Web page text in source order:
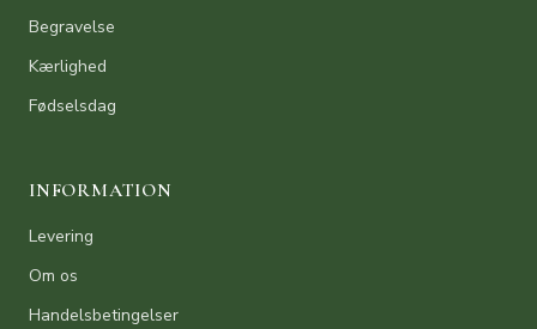
Begravelse
Kærlighed
Fødselsdag
INFORMATION
Levering
Om os
Handelsbetingelser